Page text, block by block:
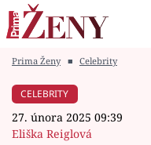
Módní alarm
Prima Ženy ■ Celebrity
CELEBRITY
27. února 2025 09:39
Eliška Reiglová